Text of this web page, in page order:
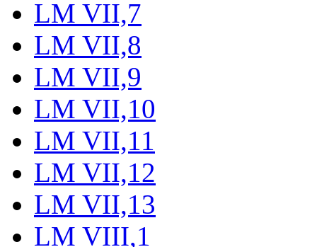
LM VII,7
LM VII,8
LM VII,9
LM VII,10
LM VII,11
LM VII,12
LM VII,13
LM VIII,1